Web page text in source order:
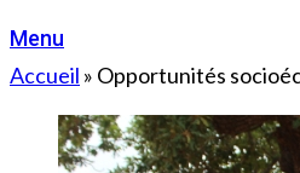
Menu
Accueil » Opportunités